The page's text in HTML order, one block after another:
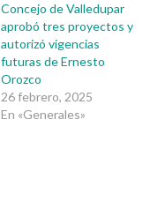
Concejo de Valledupar
aprobó tres proyectos y
autorizó vigencias
futuras de Ernesto
Orozco
26 febrero, 2025
En «Generales»